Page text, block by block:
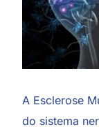
A Esclerose
do sistema